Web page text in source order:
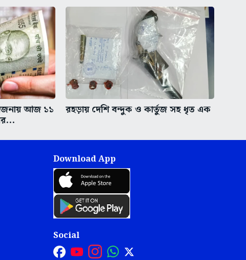
আজ ১১ রহড়ায় দেশি বন্দুক ও কার্তুজ সহ ধৃত এক
Download App
Social